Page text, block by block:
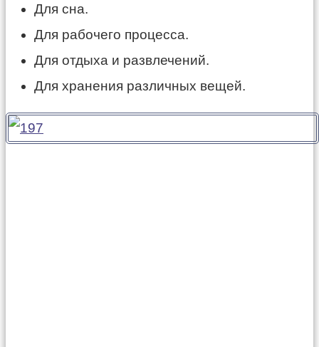
Для сна.
Для рабочего процесса.
Для отдыха и развлечений.
Для хранения различных вещей.